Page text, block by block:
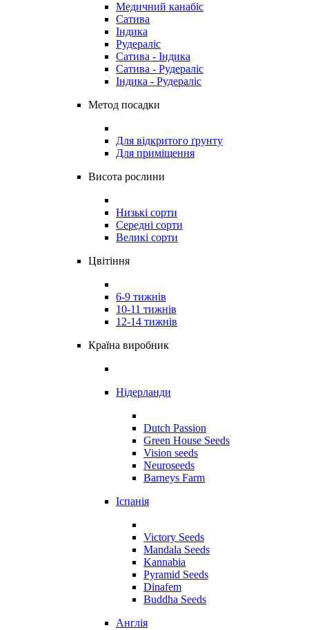
Медичний канабіс
Сатива
Індика
Рудераліс
Сатива - Індика
Сатива - Рудераліс
Індика - Рудераліс
Метод посадки
Для відкритого ґрунту
Для приміщення
Висота рослини
Низькі сорти
Середні сорти
Великі сорти
Цвітіння
6-9 тижнів
10-11 тижнів
12-14 тижнів
Країна виробник
Нідерланди
Dutch Passion
Green House Seeds
Vision seeds
Neuroseeds
Barneys Farm
Іспанія
Victory Seeds
Mandala Seeds
Kannabia
Pyramid Seeds
Dinafem
Buddha Seeds
Англія